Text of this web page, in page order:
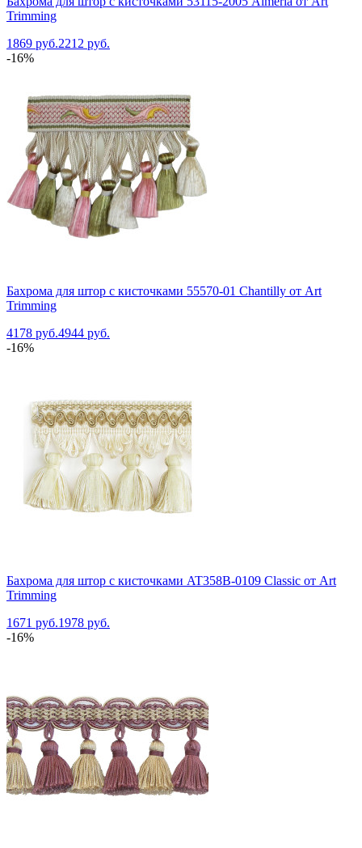
Trimming
1869 руб.2212 руб.
-16%
Бахрома для штор с кисточками 55570-01 Chantilly от Art
Trimming
4178 руб.4944 руб.
-16%
Бахрома для штор с кисточками AT358B-0109 Classic от Art
Trimming
1671 руб.1978 руб.
-16%